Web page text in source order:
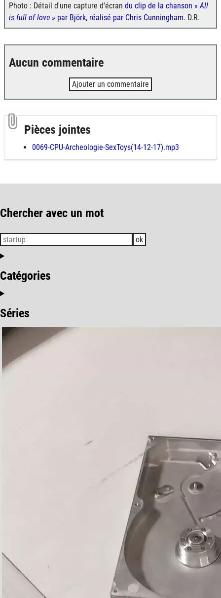
Photo : Détail d'une capture d'écran du clip de la chanson « All
is full of love » par Björk, réalisé par Chris Cunningham. D.R.
Aucun commentaire
Ajouter un commentaire
Pièces jointes
0069-CPU-Archeologie-SexToys(14-12-17).mp3
Chercher avec un mot
ok
Catégories
Séries